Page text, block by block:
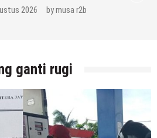
2026 bymusa r2b
ganti rugi